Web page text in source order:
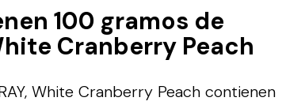
100 gramos de
Cranberry Peach
White Cranberry Peach contienen